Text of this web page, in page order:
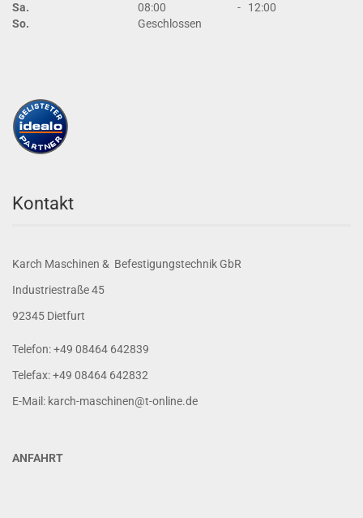
Sa.
08:00 -
12:00
So.
Geschlossen
Kontakt
Karch Maschinen & Befestigungstechnik GbR
Industriestraße 45
92345 Dietfurt
Telefon: +49 08464 642839
Telefax: +49 08464 642832
E-Mail: karch-maschinen@t-online.de
ANFAHRT